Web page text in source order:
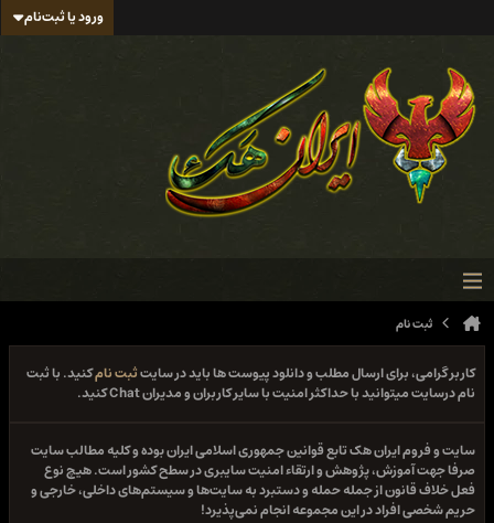
ورود یا ثبت‌نام
ثبت نام
کاربر گرامی، برای ارسال مطلب و دانلود پیوست ها باید در سایتثبت نامکنید. با ثبت
نام درسایت میتوانید با حداکثر امنیت با سایر کاربران و مدیران Chat کنید.
سایت و فروم ایران هک تابع قوانین جمهوری اسلامی ایران بوده و کلیه مطالب سایت
صرفا جهت آموزش، پژوهش و ارتقاء امنیت سایبری در سطح کشور است. هیچ نوع
فعل خلاف قانون از جمله حمله و دستبرد به سایت‌ها و سیستم‌های داخلی، خارجی و
حریم شخصی افراد در این مجموعه انجام نمی‌پذیرد!